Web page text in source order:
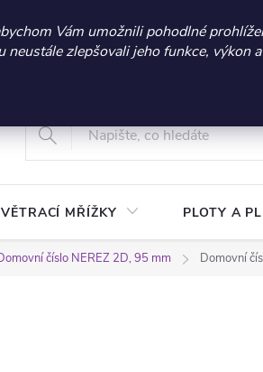
sleva 300 Kč při nákupu nad 3.000 Kč |
Vám umožnili pohodlné
neustále zlepšovali jeho funkce, výkon
+420 604 269
Vrácení a reklamace zboží Podmínky
VĚTRACÍ MŘÍŽKY PLOTY A
číslo NEREZ 2D, 95 mm Domovní